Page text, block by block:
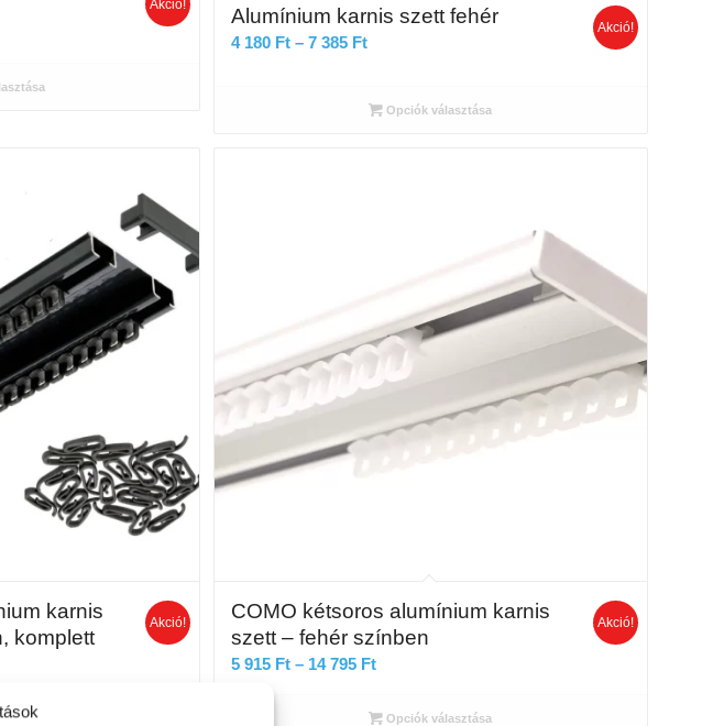
Akció! Alumínium karnis szett fehér
4 180 Ft – 7 385 FtÁrtartomány:
-
Akció!
Opciók választása
karnis
komplett
Akció!
COMO kétsoros alumínium karnis
szett – fehér színben
5 915 Ft – 14 795 FtÁrtartomány:
915 Ft
Akció!
Opciók választása